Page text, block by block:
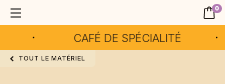
0
CAFÉ DE SPÉCIALITÉ
TOUT LE MATÉRIEL